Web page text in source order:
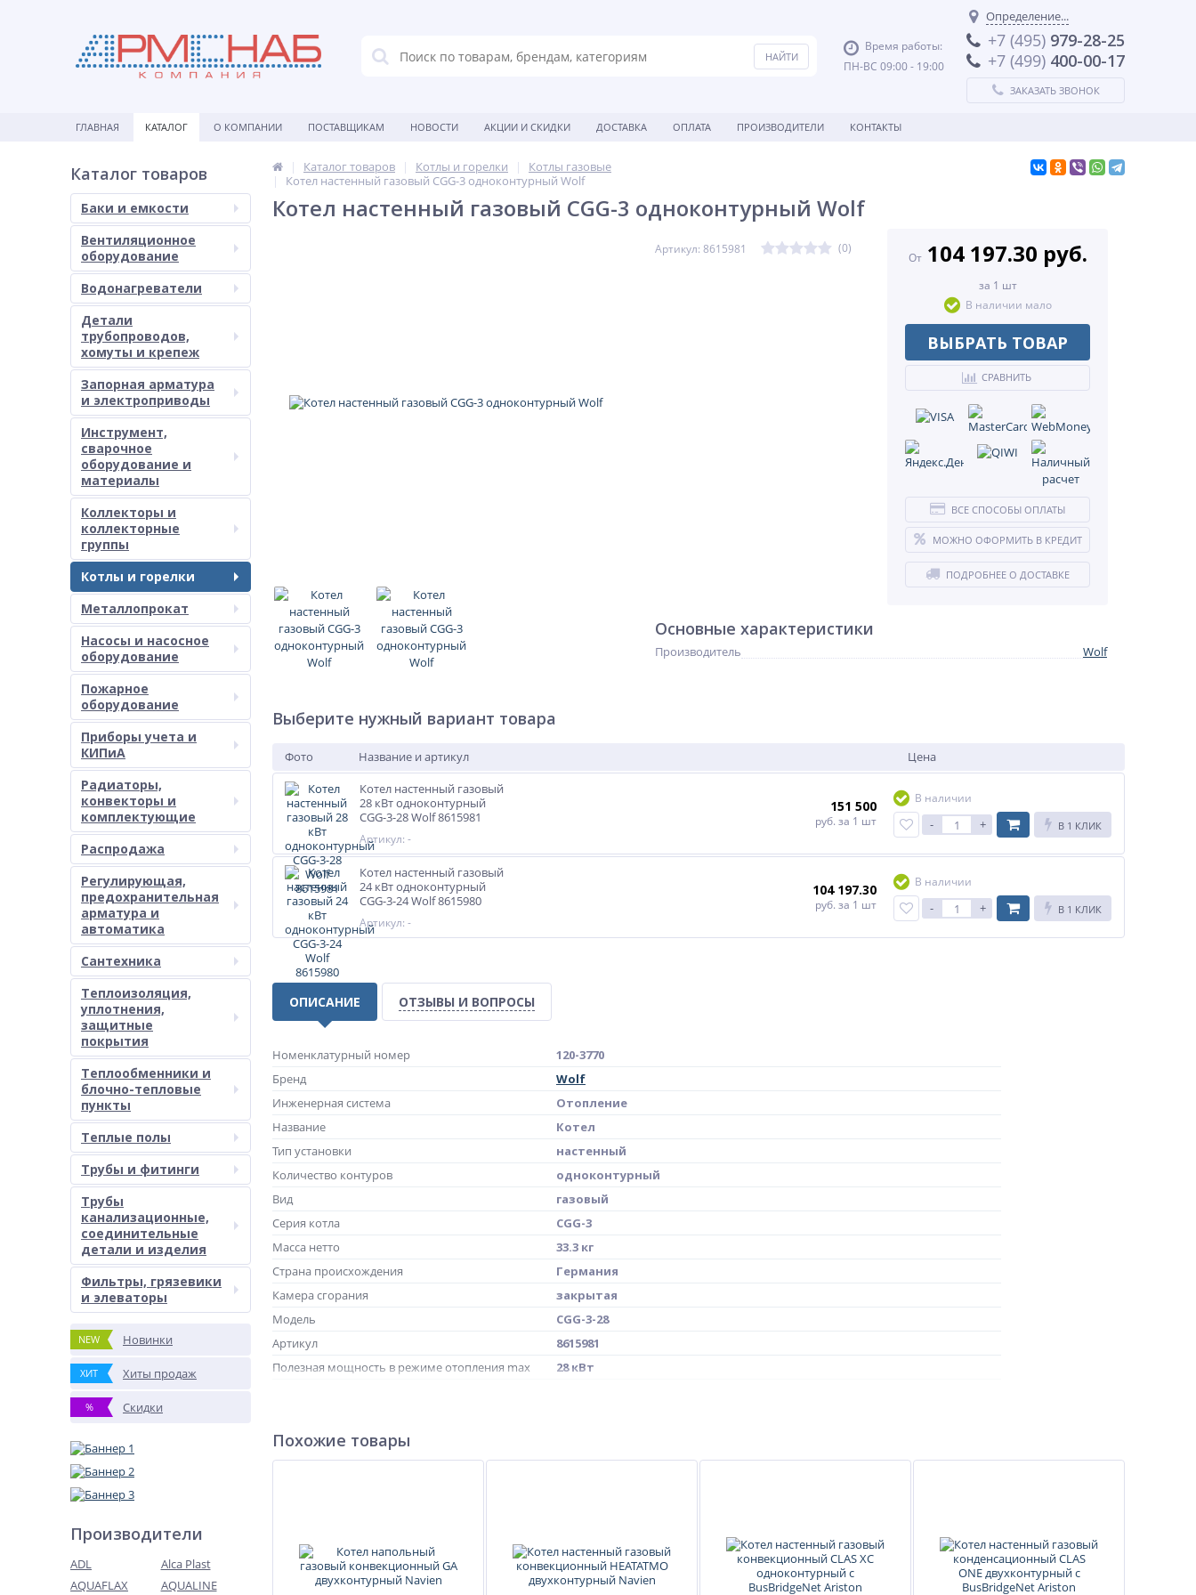
Время работы:
ПН-ВС 09:00 - 19:00
Определение...
+7 (495) 979-28-25
+7 (499) 400-00-17
ЗАКАЗАТЬ ЗВОНОК
ГЛАВНАЯ КАТАЛОГ О КОМПАНИИ ПОСТАВЩИКАМ НОВОСТИ АКЦИИ И СКИДКИ ДОСТАВКА ОПЛАТА ПРОИЗВОДИТЕЛИ КОНТАКТЫ
Каталог товаров
Баки и емкости
Вентиляционное
оборудование
Водонагреватели
Детали
трубопроводов,
хомуты и крепеж
Запорная арматура
и электроприводы
Инструмент,
сварочное
оборудование и
материалы
Коллекторы и
коллекторные
группы
Котлы и горелки
Металлопрокат
Насосы и насосное
оборудование
Пожарное
оборудование
Приборы учета и
КИПиА
Радиаторы,
конвекторы и
комплектующие
Распродажа
Регулирующая,
предохранительная
арматура и
автоматика
Сантехника
Теплоизоляция,
уплотнения,
защитные
покрытия
Теплообменники и
блочно-тепловые
пункты
Теплые полы
Трубы и фитинги
Трубы
канализационные,
соединительные
детали и изделия
Фильтры, грязевики
и элеваторы
NEW Новинки
ХИТ Хиты продаж
% Скидки
Производители
ADL
Alca Plast
AQUAFLAX
AQUALINE
Каталог товаров Котлы и горелки
Котлы газовые
Котел настенный газовый CGG-3 одноконтурный Wolf
Котел настенный газовый CGG-3 одноконтурный Wolf
Артикул: 8615981 (0)
От104 197.30 руб.
за 1 шт
В наличии мало
ВЫБРАТЬ ТОВАР
СРАВНИТЬ
ВСЕ СПОСОБЫ ОПЛАТЫ
МОЖНО ОФОРМИТЬ В КРЕДИТ
ПОДРОБНЕЕ О ДОСТАВКЕ
Основные характеристики
Производитель Wolf
Выберите нужный вариант товара
Фото Название и артикул
Цена
Котел настенный газовый
28 кВт одноконтурный
CGG-3-28 Wolf 8615981
Артикул: -
151 500
руб. за 1 шт
В наличии
- + В 1 КЛИК
Котел настенный газовый
24 кВт одноконтурный
CGG-3-24 Wolf 8615980
Артикул: -
104 197.30
руб. за 1 шт
В наличии
- + В 1 КЛИК
ОПИСАНИЕ ОТЗЫВЫ И ВОПРОСЫ
Номенклатурный номер
120-3770
Бренд
Wolf
Инженерная система
Отопление
Название
Котел
Тип установки
настенный
Количество контуров
одноконтурный
Вид
газовый
Серия котла
CGG-3
Масса нетто
33.3 кг
Страна происхождения
Германия
Камера сгорания
закрытая
Модель
CGG-3-28
Артикул
8615981
Полезная мощность в режиме отопления max
28 кВт
Похожие товары